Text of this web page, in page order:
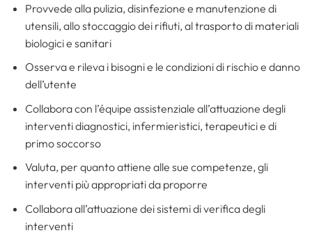
Provvede alla pulizia, disinfezione e manutenzione di
utensili, allo stoccaggio dei rifiuti, al trasporto di materiali
biologici e sanitari
Osserva e rileva i bisogni e le condizioni di rischio e danno
dell’utente
Collabora con l’équipe assistenziale all’attuazione degli
interventi diagnostici, infermieristici, terapeutici e di
primo soccorso
Valuta, per quanto attiene alle sue competenze, gli
interventi più appropriati da proporre
Collabora all’attuazione dei sistemi di verifica degli
interventi